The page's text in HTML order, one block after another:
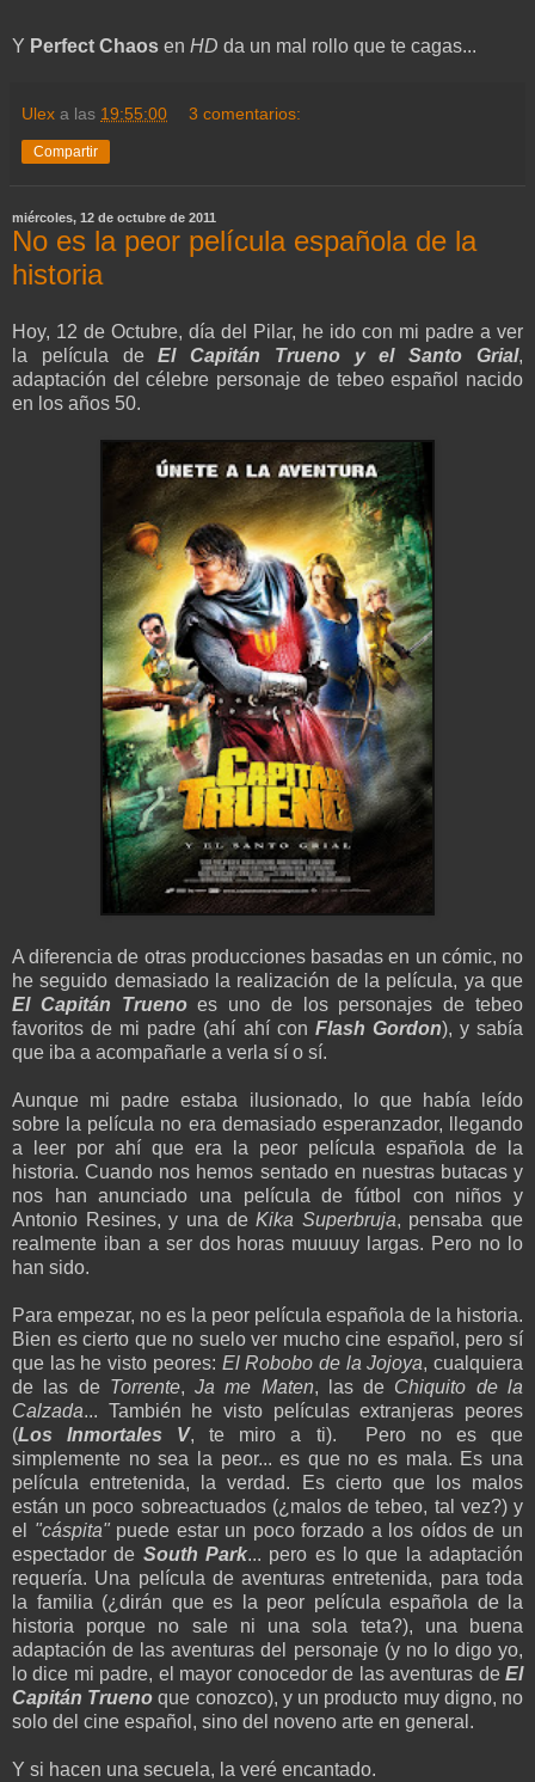
Y Perfect Chaos en HD da un mal rollo que te cagas...
Ulex a las 19:55:00 3 comentarios:
Compartir
miércoles, 12 de octubre de 2011
No es la peor película española de la
historia
Hoy, 12 de Octubre, día del Pilar, he ido con mi padre a ver
la película deEl Capitán Trueno y el Santo Grial,
adaptación del célebre personaje de tebeo español nacido
en los años 50.
A diferencia de otras producciones basadas en un cómic, no
he seguido demasiado la realización de la película, ya que
El Capitán Truenoes uno de los personajes de tebeo
favoritos de mi padre (ahí ahí con Flash Gordon), y sabía
que iba a acompañarle a verla sí o sí.
Aunque mi padre estaba ilusionado, lo que había leído
sobre la película no era demasiado esperanzador, llegando
a leer por ahí que era la peor película española de la
historia. Cuando nos hemos sentado en nuestras butacas y
nos han anunciado una película de fútbol con niños y
Antonio Resines, y una deKika Superbruja, pensaba que
realmente iban a ser dos horas muuuuy largas. Pero no lo
han sido.
Para empezar, no es la peor película española de la historia.
Bien es cierto que no suelo ver mucho cine español, pero sí
que las he visto peores: El Robobo de la Jojoya, cualquiera
de las de Torrente,Ja me Maten, las de Chiquito de la
Calzada... También he visto películas extranjeras peores
(Los Inmortales V, te miro a ti). Pero no es que
simplemente no sea la peor... es que no es mala. Es una
película entretenida, la verdad. Es cierto que los malos
están un poco sobreactuados (¿malos de tebeo, tal vez?) y
el "cáspita"puede estar un poco forzado a los oídos de un
espectador de South Park... pero es lo que la adaptación
requería. Una película de aventuras entretenida, para toda
la familia (¿dirán que es la peor película española de la
historia porque no sale ni una sola teta?), una buena
adaptación de las aventuras del personaje (y no lo digo yo,
lo dice mi padre, el mayor conocedor de las aventuras de El
Capitán Trueno que conozco), y un producto muy digno, no
solo del cine español, sino del noveno arte en general.
Y si hacen una secuela, la veré encantado.